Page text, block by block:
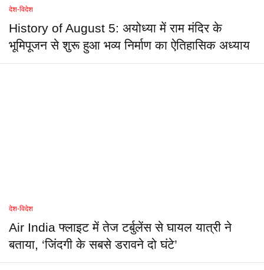
देश-विदेश
History of August 5: अयोध्या में राम मंदिर के
भूमिपूजन से शुरू हुआ भव्य निर्माण का ऐतिहासिक अध्याय
देश-विदेश
Air India फ्लाइट में तेज टर्बुलेंस से घायल यात्री ने
बताया, ‘जिंदगी के सबसे डरावने दो घंटे’